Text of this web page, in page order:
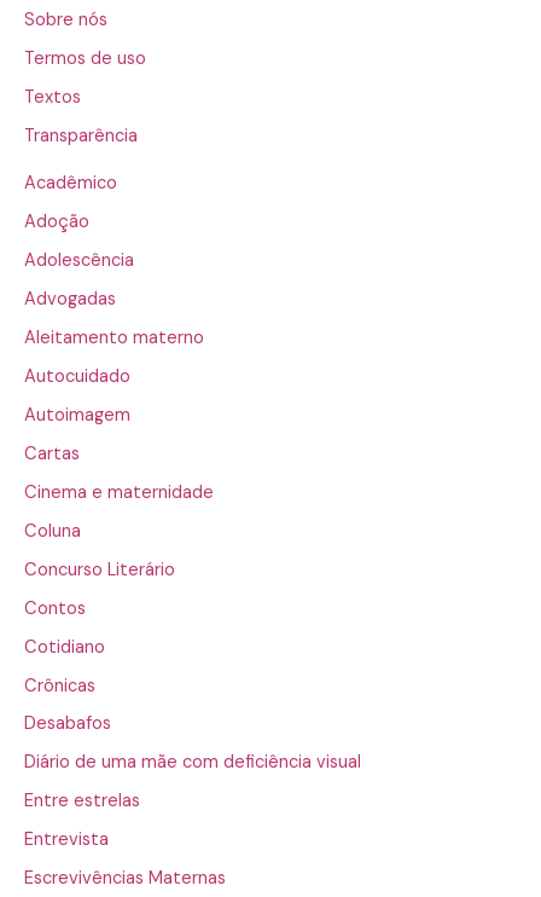
Sobre nós
Termos de uso
Textos
Transparência
Acadêmico
Adoção
Adolescência
Advogadas
Aleitamento materno
Autocuidado
Autoimagem
Cartas
Cinema e maternidade
Coluna
Concurso Literário
Contos
Cotidiano
Crônicas
Desabafos
Diário de uma mãe com deficiência visual
Entre estrelas
Entrevista
Escrevivências Maternas